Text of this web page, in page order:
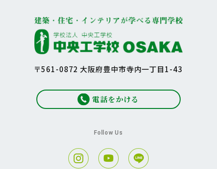
〒561-0872 大阪府豊中市寺内一丁目1-43
電話をかける
Follow Us